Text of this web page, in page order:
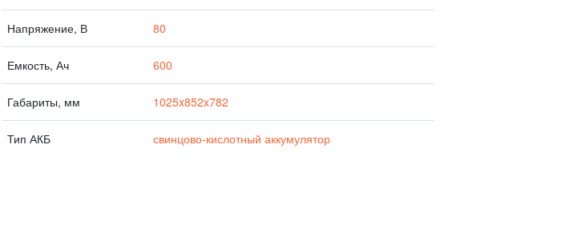
Напряжение, В 80
Емкость, Ач 600
Габариты, мм 1025x852x782
Тип АКБ свинцово-кислотный аккумулятор